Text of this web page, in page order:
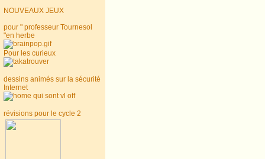
NOUVEAUX JEUX
pour " professeur Tournesol
"en herbe
Pour les curieux
dessins animés sur la sécurité
Internet
révisions pour le cycle 2